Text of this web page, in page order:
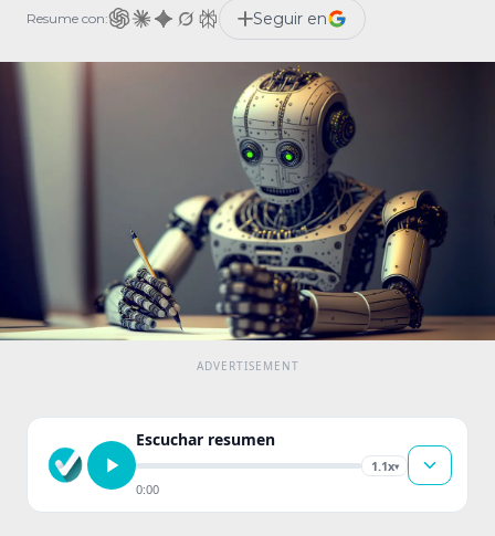
ChatGPT que OpenAI reveló hace unos días,
ya logró a un humano para que resolviera
un puzzle de Captcha […]
Resume con: Seguir en
Escuchar resumen
1.1x▾
0:00